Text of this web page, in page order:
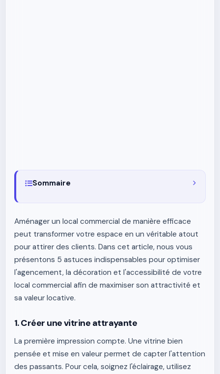
Sommaire
Aménager un local commercial de manière efficace
peut transformer votre espace en un véritable atout
pour attirer des clients. Dans cet article, nous vous
présentons 5 astuces indispensables pour optimiser
l'agencement, la décoration et l'accessibilité de votre
local commercial afin de maximiser son attractivité et
sa valeur locative.
1. Créer une vitrine attrayante
La première impression compte. Une vitrine bien
pensée et mise en valeur permet de capter l'attention
des passants. Pour cela, soignez l'éclairage, utilisez